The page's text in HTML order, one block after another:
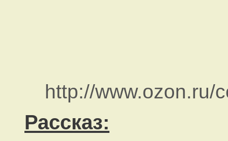
http://www.ozon.ru/
Рассказ: